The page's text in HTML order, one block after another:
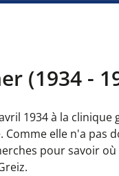
(1934 -
1934 à la
elle n'a pas
pour savoir